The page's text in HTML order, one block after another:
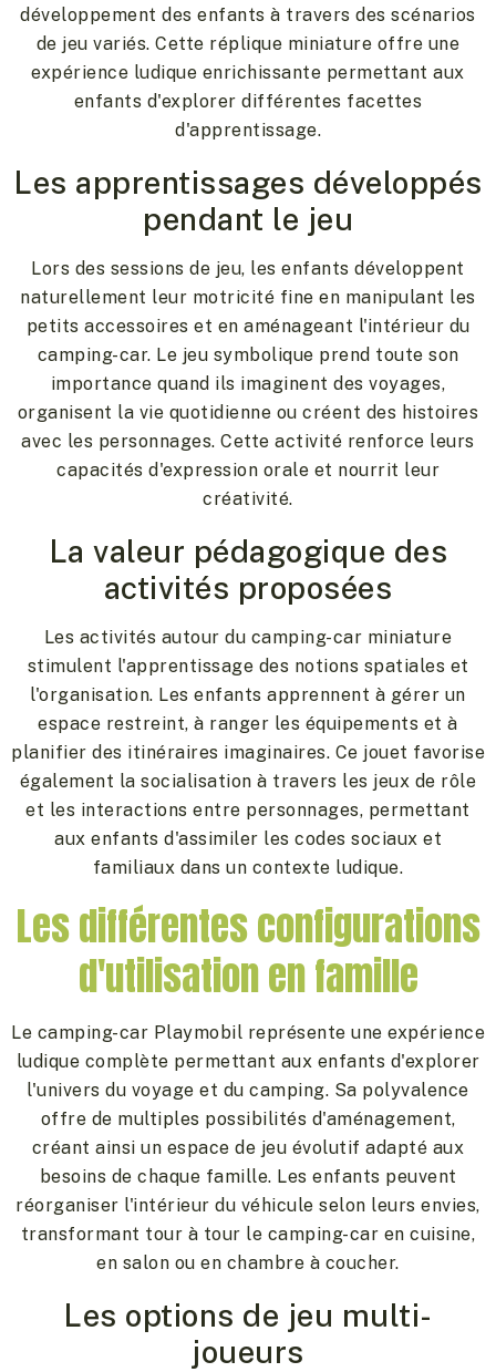
développement des enfants à travers des scénarios
de jeu variés. Cette réplique miniature offre une
expérience ludique enrichissante permettant aux
enfants d'explorer différentes facettes
d'apprentissage.
Les apprentissages développés
pendant le jeu
Lors des sessions de jeu, les enfants développent
naturellement leur motricité fine en manipulant les
petits accessoires et en aménageant l'intérieur du
camping-car. Le jeu symbolique prend toute son
importance quand ils imaginent des voyages,
organisent la vie quotidienne ou créent des histoires
avec les personnages. Cette activité renforce leurs
capacités d'expression orale et nourrit leur
créativité.
La valeur pédagogique des
activités proposées
Les activités autour du camping-car miniature
stimulent l'apprentissage des notions spatiales et
l'organisation. Les enfants apprennent à gérer un
espace restreint, à ranger les équipements et à
planifier des itinéraires imaginaires. Ce jouet favorise
également la socialisation à travers les jeux de rôle
et les interactions entre personnages, permettant
aux enfants d'assimiler les codes sociaux et
familiaux dans un contexte ludique.
Les différentes configurations
d'utilisation en famille
Le camping-car Playmobil représente une expérience
ludique complète permettant aux enfants d'explorer
l'univers du voyage et du camping. Sa polyvalence
offre de multiples possibilités d'aménagement,
créant ainsi un espace de jeu évolutif adapté aux
besoins de chaque famille. Les enfants peuvent
réorganiser l'intérieur du véhicule selon leurs envies,
transformant tour à tour le camping-car en cuisine,
en salon ou en chambre à coucher.
Les options de jeu multi-
joueurs